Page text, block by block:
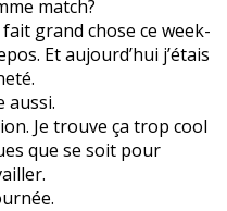
match?
grand chose ce week-
Et aujourd’hui j’étais
aussi.
Je trouve ça trop cool
que se soit pour